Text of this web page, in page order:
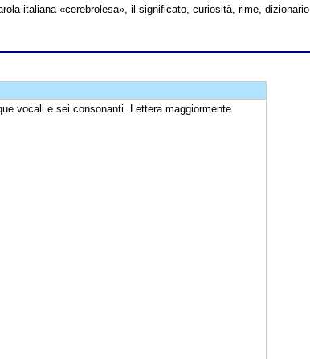
italiana «cerebrolesa», il significato, curiosità, rime, dizionario
vocali e sei consonanti. Lettera maggiormente